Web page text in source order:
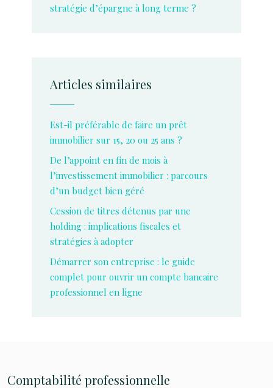
stratégie d’épargne à long terme ?
Articles similaires
Est-il préférable de faire un prêt
immobilier sur 15, 20 ou 25 ans ?
De l’appoint en fin de mois à
l’investissement immobilier : parcours
d’un budget bien géré
Cession de titres détenus par une
holding : implications fiscales et
stratégies à adopter
Démarrer son entreprise : le guide
complet pour ouvrir un compte bancaire
professionnel en ligne
Comptabilité professionnelle